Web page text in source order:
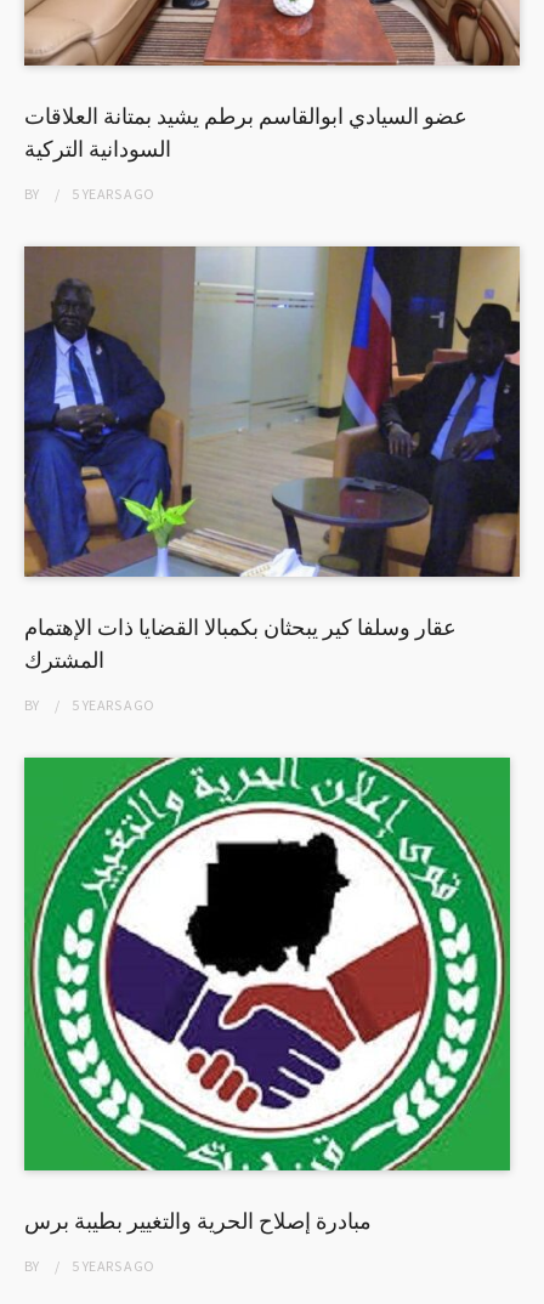
عضو السيادي ابوالقاسم برطم يشيد بمتانة العلاقات
السودانية التركية
BY 5 YEARSAGO
عقار وسلفا كير يبحثان بكمبالا القضايا ذات الإهتمام
المشترك
BY 5 YEARSAGO
مبادرة إصلاح الحرية والتغيير بطيبة برس
BY 5 YEARSAGO